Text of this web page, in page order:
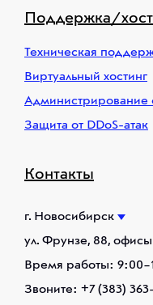
Поддержка/
Техническая
Виртуальный хостинг
Администрирование
Защита от DDoS-атак
Контакты
г. Новосибирск
ул. Фрунзе, 88, офисы
Время работы:
Звоните: +7 (383)